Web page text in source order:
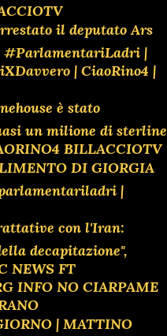
il deputato Ars
#ParlamentariLadri |
| CiaoRino4 |
è stato
un milione di sterline
BILLACCIOTV
DI GIORGIA
|
con l'Iran:
decapitazione",
NEWS FT
INFO NO CIARPAME
| MATTINO